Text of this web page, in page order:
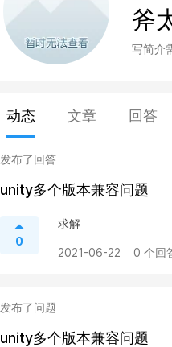
斧
写简介
动态 文章 回答
发布了回答
unity多个版本兼容问题
0
求解
2021-06-22 0 个回
发布了问题
unity多个版本兼容问题